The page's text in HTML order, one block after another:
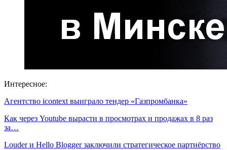
Интересное:
Агентство icontext выиграло тендер «Газпромбанка»
Как через Youtube вырасти в просмотрах и продажах в 8 раз
за…
Louder и Hello Blogger заключили стратегическое партнёрство